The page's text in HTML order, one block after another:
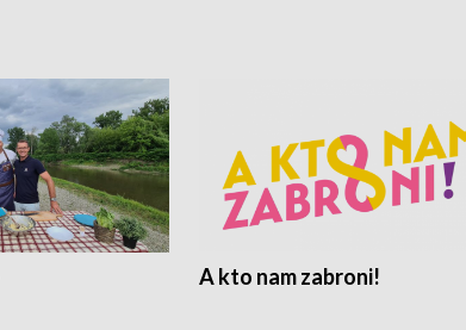
A kto nam zabroni!